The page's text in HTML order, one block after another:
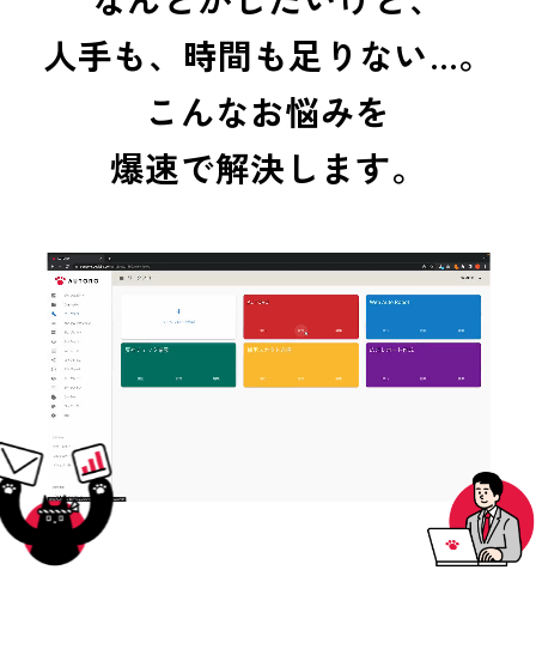
人手も、時間も足りない…。
こんなお悩みを
爆速で解決します。